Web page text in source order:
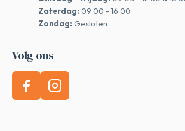
Zaterdag: 09:00 - 16:00
Zondag: Gesloten
Volg ons